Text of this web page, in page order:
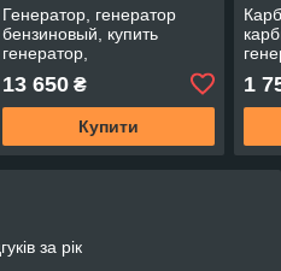
Генератор, генератор
бензиновый, купить
генератор,
бензогенераторы Aldo 3.3
кВт Италия
13 650₴
Купити
1
за рік